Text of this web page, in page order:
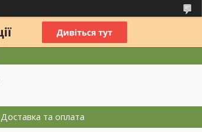
Доставка та оплата